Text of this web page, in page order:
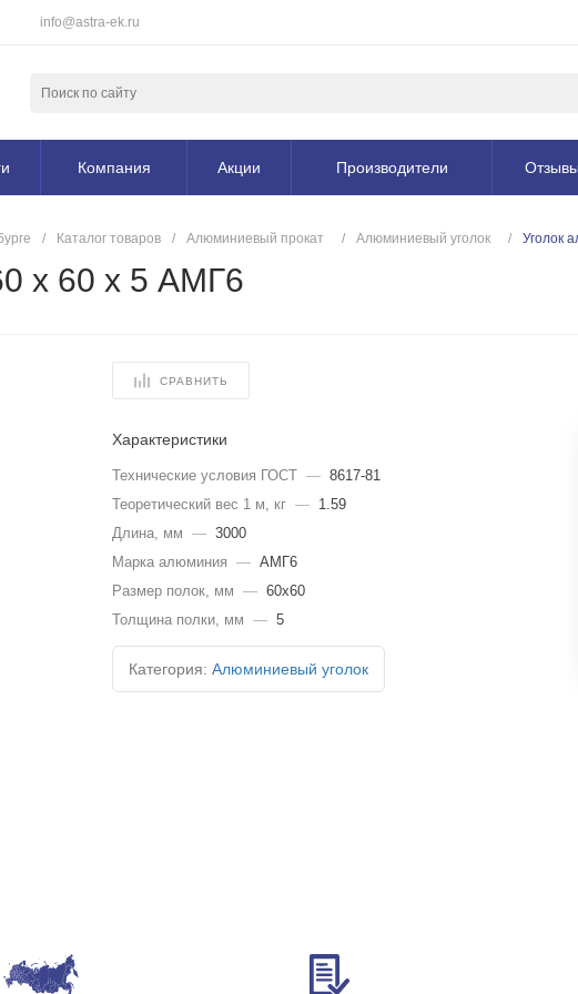
info@astra-ek.ru
Компания Акции Производители Отзывы
/ Каталог товаров / Алюминиевый прокат / Алюминиевый уголок / Уголок
х 60 х 5 АМГ6
СРАВНИТЬ
Характеристики
Технические условия ГОСТ — 8617-81
Теоретический вес 1 м, кг —
1.59
Длина, мм — 3000
Марка алюминия — АМГ6
Размер полок, мм — 60х60
Толщина полки, мм — 5
Категория: Алюминиевый уголок